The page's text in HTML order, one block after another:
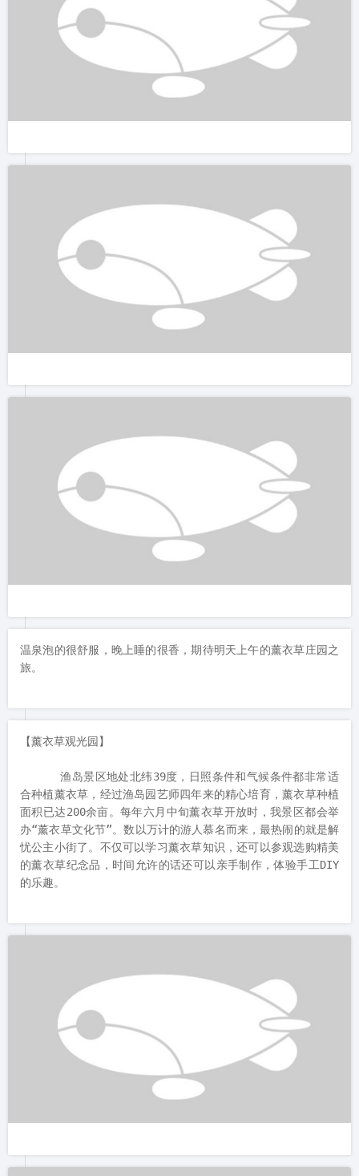
旅。
【薰衣草观光园】
      渔岛景区地处北纬39度，日照条件和气候条件都非常适
合种植薰衣草，经过渔岛园艺师四年来的精心培育，薰衣草种植
面积已达200余亩。每年六月中旬薰衣草开放时，我景区都会举
办“薰衣草文化节”。数以万计的游人慕名而来，最热闹的就是解
的乐趣。